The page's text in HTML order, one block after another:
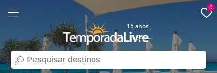
search
15 anos
0